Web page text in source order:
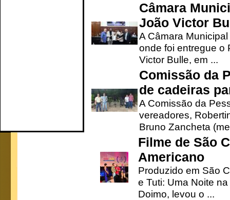
Câmara
João Victor
A Câmara
onde foi entregue o
Victor Bulle, em ...
Comissão da
de cadeiras
A Comissão da
vereadores,
Bruno Zancheta
Filme de São
Americano
Produzido em São
e Tuti: Uma Noite
Doimo, levou o ...